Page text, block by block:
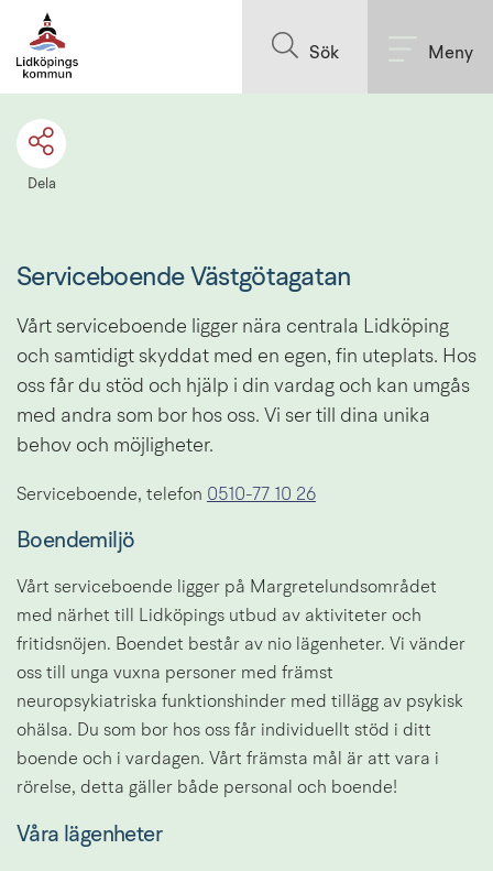
Sök Meny
Dela
Serviceboende Västgötagatan
Vårt serviceboende ligger nära centrala Lidköping
och samtidigt skyddat med en egen, fin uteplats. Hos
oss får du stöd och hjälp i din vardag och kan umgås
med andra som bor hos oss. Vi ser till dina unika
behov och möjligheter.
Serviceboende, telefon 0510-77 10 26
Boendemiljö
Vårt serviceboende ligger på Margretelundsområdet
med närhet till Lidköpings utbud av aktiviteter och
fritidsnöjen. Boendet består av nio lägenheter. Vi vänder
oss till unga vuxna personer med främst
neuropsykiatriska funktionshinder med tillägg av psykisk
ohälsa. Du som bor hos oss får individuellt stöd i ditt
boende och i vardagen. Vårt främsta mål är att vara i
rörelse, detta gäller både personal och boende!
Våra lägenheter